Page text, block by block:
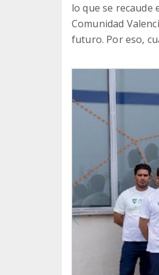
lo que se recaude
Comunidad
futuro. Por eso,